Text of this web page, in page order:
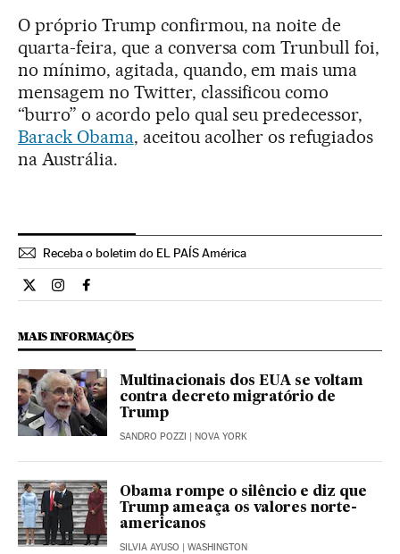
O próprio Trump confirmou, na noite de
quarta-feira, que a conversa com Trunbull foi,
no mínimo, agitada, quando, em mais uma
mensagem no Twitter, classificou como
“burro” o acordo pelo qual seu predecessor,
Barack Obama, aceitou acolher os refugiados
na Austrália.
Receba o boletim do EL PAÍS América
Internacional El País Brasil en Twitter
Internacional El País Brasil en Instagram
Internacional El País Brasil en Facebook
MAIS INFORMAÇÕES
Multinacionais dos EUA se voltam
contra decreto migratório de
Trump
SANDRO POZZI | NOVA YORK
Obama rompe o silêncio e diz que
Trump ameaça os valores norte-
americanos
SILVIA AYUSO | WASHINGTON